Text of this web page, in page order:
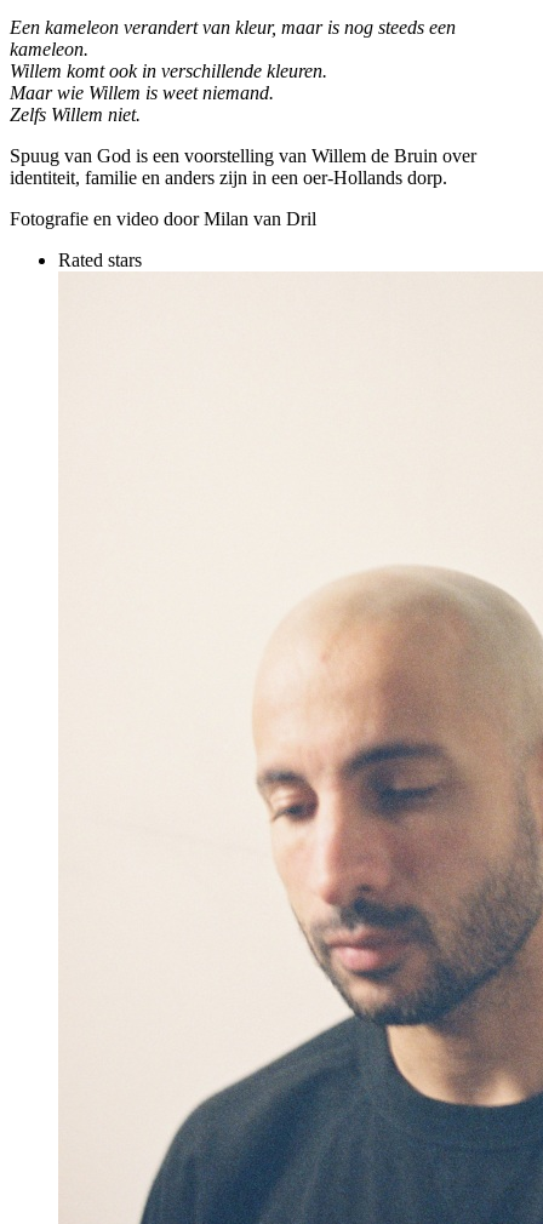
Een kameleon verandert van kleur, maar is nog steeds een
kameleon.
Willem komt ook in verschillende kleuren.
Maar wie Willem is weet niemand.
Zelfs Willem niet.
Spuug van God is een voorstelling van Willem de Bruin over
identiteit, familie en anders zijn in een oer-Hollands dorp.
Fotografie en video door Milan van Dril
Rated stars